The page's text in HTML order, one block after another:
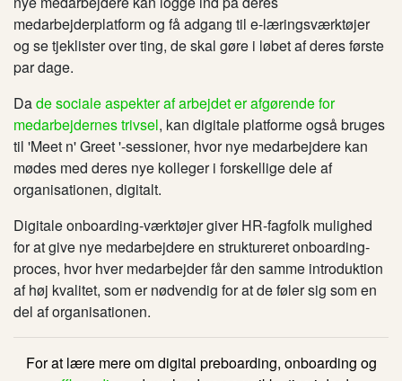
medarbejderplatform og få adgang til e-læringsværktøjer
og se tjeklister over ting, de skal gøre i løbet af deres første
par dage.
Dade sociale aspekter af arbejdet er afgørende for
medarbejdernes trivsel, kan digitale platforme også bruges
til 'Meet n' Greet '-sessioner, hvor nye medarbejdere kan
mødes med deres nye kolleger i forskellige dele af
organisationen, digitalt.
Digitale onboarding-værktøjer giver HR-fagfolk mulighed
for at give nye medarbejdere en struktureret onboarding-
proces, hvor hver medarbejder får den samme introduktion
af høj kvalitet, som er nødvendig for at de føler sig som en
del af organisationen.
For at lære mere om digital preboarding, onboarding og